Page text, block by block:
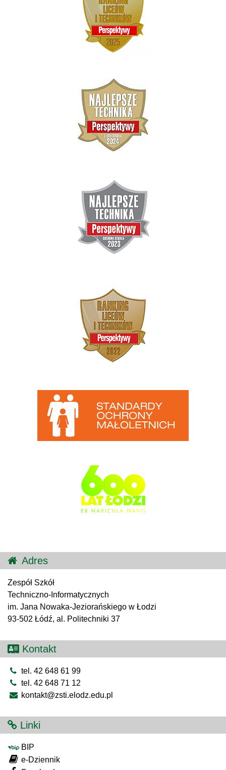
Adres
Zespół Szkół
Techniczno-Informatycznych
im. Jana Nowaka-Jeziorańskiego w Łodzi
93-502 Łódź, al. Politechniki 37
Kontakt
tel. 42 648 61 99
tel. 42 648 71 12
kontakt@zsti.elodz.edu.pl
Linki
BIP
e-Dziennik